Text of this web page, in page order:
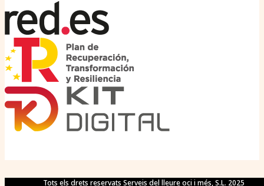
Tots els drets reservats Serveis del lleure oci i més, S.L. 2025